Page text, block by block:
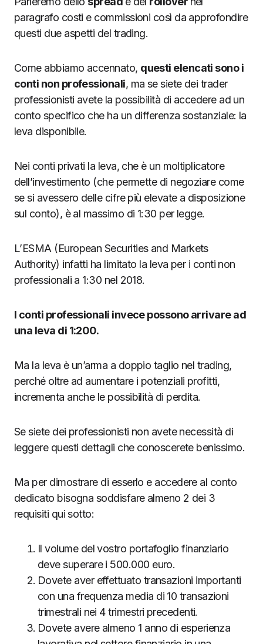
paragrafo costi e commissioni così da approfondire
questi due aspetti del trading.
Come abbiamo accennato, questi elencati sono i
conti non professionali, ma se siete dei trader
professionisti avete la possibilità di accedere ad un
conto specifico che ha un differenza sostanziale: la
leva disponibile.
Nei conti privati la leva, che è un moltiplicatore
dell’investimento (che permette di negoziare come
se si avessero delle cifre più elevate a disposizione
sul conto), è al massimo di 1:30 per legge.
L’ESMA (European Securities and Markets
Authority) infatti ha limitato la leva per i conti non
professionali a 1:30 nel 2018.
I conti professionali invece possono arrivare ad
una leva di 1:200.
Ma la leva è un’arma a doppio taglio nel trading,
perché oltre ad aumentare i potenziali profitti,
incrementa anche le possibilità di perdita.
Se siete dei professionisti non avete necessità di
leggere questi dettagli che conoscerete benissimo.
Ma per dimostrare di esserlo e accedere al conto
dedicato bisogna soddisfare almeno 2 dei 3
requisiti qui sotto:
Il volume del vostro portafoglio finanziario
deve superare i 500.000 euro.
Dovete aver effettuato transazioni importanti
con una frequenza media di 10 transazioni
trimestrali nei 4 trimestri precedenti.
Dovete avere almeno 1 anno di esperienza